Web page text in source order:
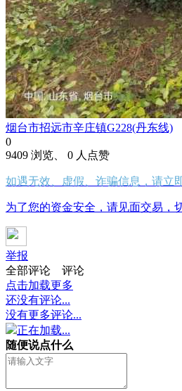
烟台市招远市辛庄镇G228(丹东线)
0
9409 浏览、 0 人点赞
如遇无效、虚假、诈骗信息，请立
为了您的资金安全，请见面交易，
举报
全部评论
评论
点击加载更多
还没有评论...
没有更多评论...
正在加载...
随便说点什么